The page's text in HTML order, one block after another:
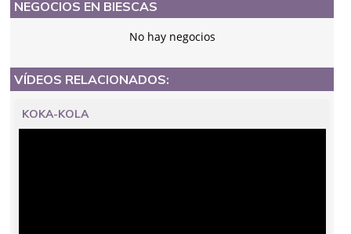
NEGOCIOS EN BIESCAS
No hay negocios
VÍDEOS RELACIONADOS:
KOKA-KOLA